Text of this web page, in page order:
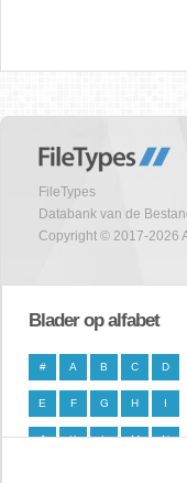
FileTypes
Databank van de
Copyright © 2017-2026
Blader op alfabet
# A B C D
E F G H I
J K L M N